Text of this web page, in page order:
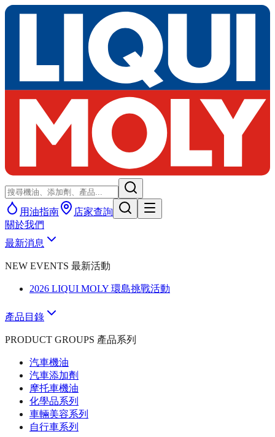
用油指南
店家查詢
關於我們
最新消息
NEW EVENTS 最新活動
2026 LIQUI MOLY 環島挑戰活動
產品目錄
PRODUCT GROUPS 產品系列
汽車機油
汽車添加劑
摩托車機油
化學品系列
車輛美容系列
自行車系列